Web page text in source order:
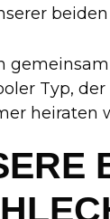
Typ,
heiraten